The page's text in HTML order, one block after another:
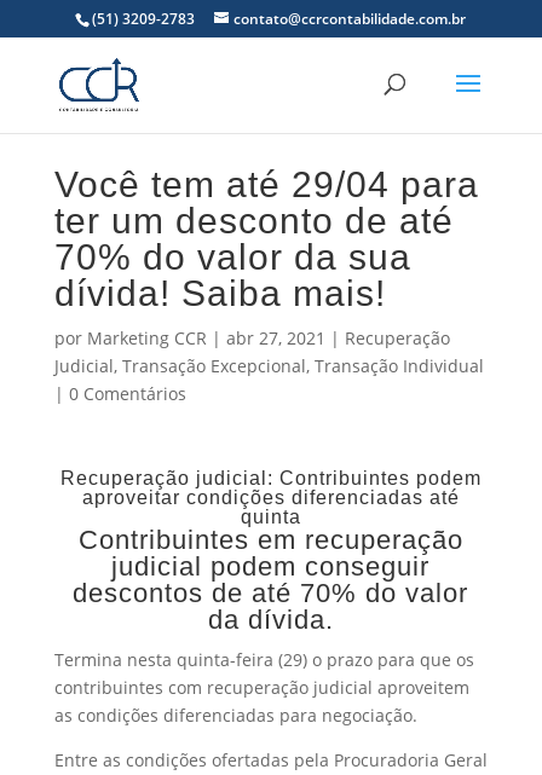
(51) 3209-2783 contato@ccrcontabilidade.com.br
Você tem até 29/04 para
ter um desconto de até
70% do valor da sua
dívida! Saiba mais!
por Marketing CCR | abr 27, 2021 | Recuperação
Judicial, Transação Excepcional, Transação Individual
| 0 Comentários
Recuperação judicial: Contribuintes podem
aproveitar condições diferenciadas até
quinta
Contribuintes em recuperação
judicial podem conseguir
descontos de até 70% do valor
da dívida.
Termina nesta quinta-feira (29) o prazo para que os
contribuintes com recuperação judicial aproveitem
as condições diferenciadas para negociação.
Entre as condições ofertadas pela Procuradoria Geral